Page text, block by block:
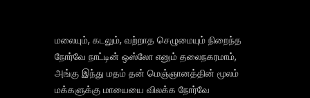
மலையும், கடலும், வற்றாத செழுமையும் நிறைந்த
நோர்வே நாட்டின் ஒஸ்லோ எனும் தலைநகரமாம்,
அங்கு இந்து மதம் தன் மெஞ்ஞானத்தின் மூலம்
மக்களுக்கு மாயையை விலக்க நோர்வே